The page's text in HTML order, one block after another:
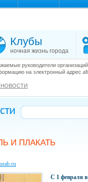
Клубы
ночная жизнь города
руководители
на электронный адрес
НОВОСТИ
И ПЛАКАТЬ
С 1 февраля